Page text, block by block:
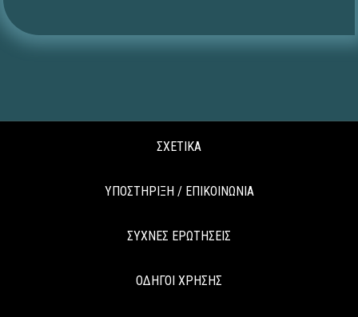
ΣΧΕΤΙΚΑ
ΥΠΟΣΤΗΡΙΞΗ / ΕΠΙΚΟΙΝΩΝΙΑ
ΣΥΧΝΕΣ ΕΡΩΤΗΣΕΙΣ
ΟΔΗΓΟΙ ΧΡΗΣΗΣ